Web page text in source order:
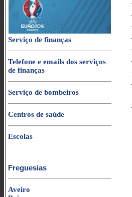
Serviço de finanças
Telefone e emails dos serviços
de finanças
Serviço de bombeiros
Centros de saúde
Escolas
Freguesias
Aveiro